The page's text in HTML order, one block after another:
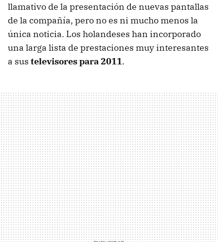
llamativo de la presentación de nuevas pantallas
de la compañía, pero no es ni mucho menos la
única noticia. Los holandeses han incorporado
una larga lista de prestaciones muy interesantes
a sus televisores para 2011.